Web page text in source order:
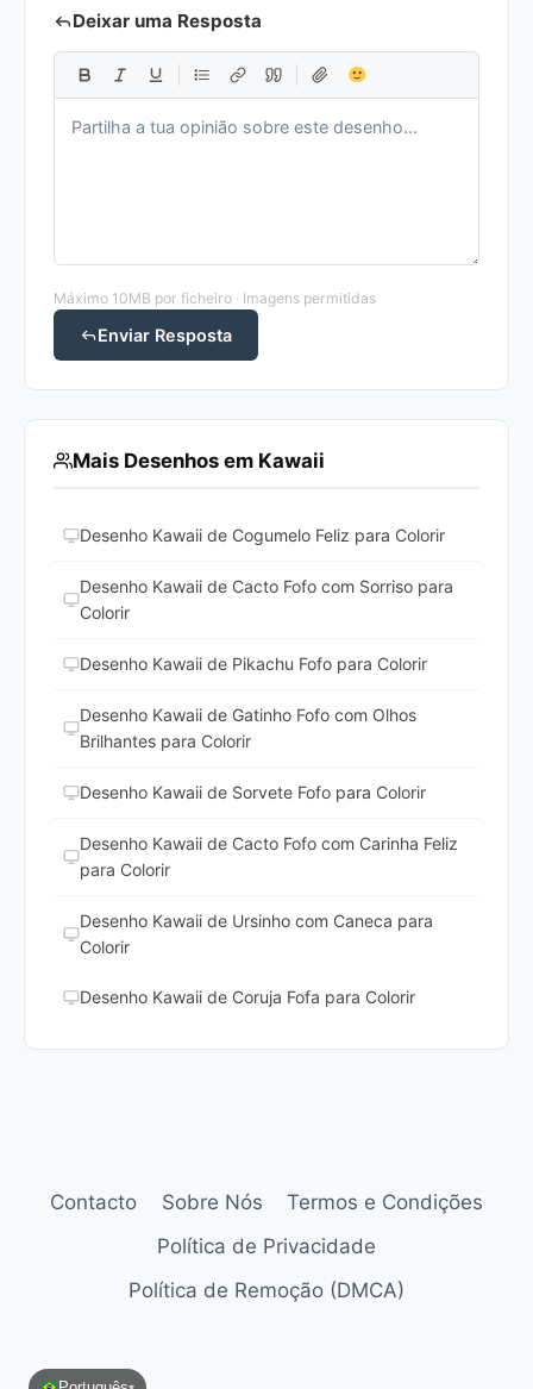
Deixar uma Resposta
Máximo 10MB por ficheiro · Imagens permitidas
Enviar Resposta
Mais Desenhos em Kawaii
Desenho Kawaii de Cogumelo Feliz para Colorir
Desenho Kawaii de Cacto Fofo com Sorriso para
Colorir
Desenho Kawaii de Pikachu Fofo para Colorir
Desenho Kawaii de Gatinho Fofo com Olhos
Brilhantes para Colorir
Desenho Kawaii de Sorvete Fofo para Colorir
Desenho Kawaii de Cacto Fofo com Carinha Feliz
para Colorir
Desenho Kawaii de Ursinho com Caneca para
Colorir
Desenho Kawaii de Coruja Fofa para Colorir
Contacto Sobre Nós
Termos e Condições
Política de Privacidade
Política de Remoção (DMCA)